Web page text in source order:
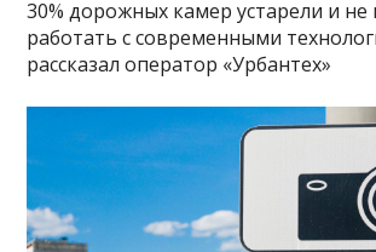
30% дорожных камер устарели и не
работать с современными
рассказал оператор «Урбантех»